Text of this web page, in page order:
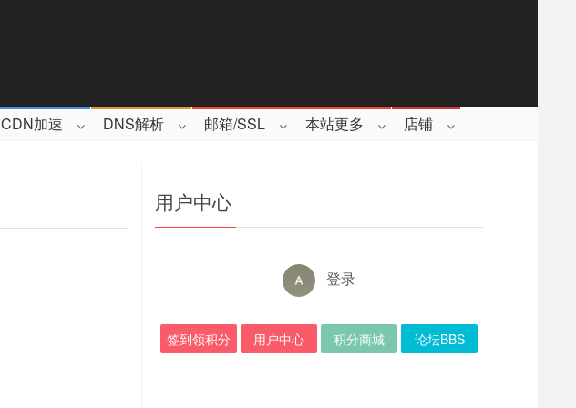
CDN加速 DNS解析 邮箱/SSL 本站更多 店铺
用户中心
登录
签到领积分 用户中心 积分商城 论坛BBS